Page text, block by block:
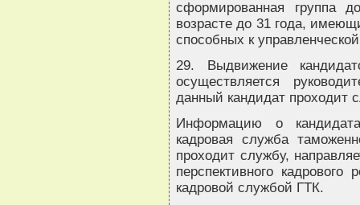
сформированная группа
возрасте до 31 года,
способных к
29. Выдвижение
осуществляется
данный кандидат проходит
Информацию о
кадровая служба
проходит службу,
перспективного
кадровой службой ГТК.